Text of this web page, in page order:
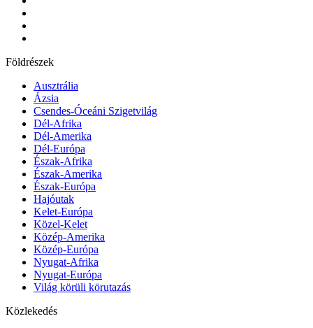
Földrészek
Ausztrália
Ázsia
Csendes-Óceáni Szigetvilág
Dél-Afrika
Dél-Amerika
Dél-Európa
Észak-Afrika
Észak-Amerika
Észak-Európa
Hajóutak
Kelet-Európa
Közel-Kelet
Közép-Amerika
Közép-Európa
Nyugat-Afrika
Nyugat-Európa
Világ körüli körutazás
Közlekedés